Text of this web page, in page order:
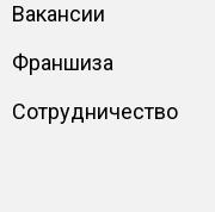
Вакансии
Франшиза
Сотрудничество